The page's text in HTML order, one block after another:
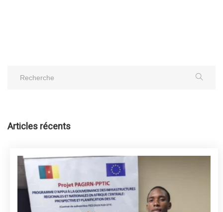
Articles récents